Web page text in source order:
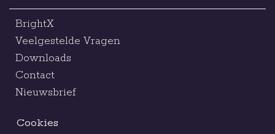
BrightX
Veelgestelde Vragen
Downloads
Contact
Nieuwsbrief
Cookies